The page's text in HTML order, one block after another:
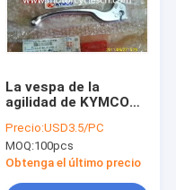
La vespa de la
agilidad de KYMCO
HNDL del soporte
Precio:USD3.5/PC
MOQ:100pcs
Obtenga el último precio